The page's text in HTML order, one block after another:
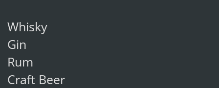
Whisky
Gin
Rum
Craft Beer